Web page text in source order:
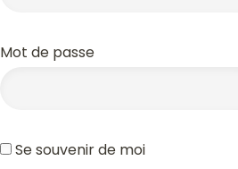
Mot de passe
Se souvenir de moi